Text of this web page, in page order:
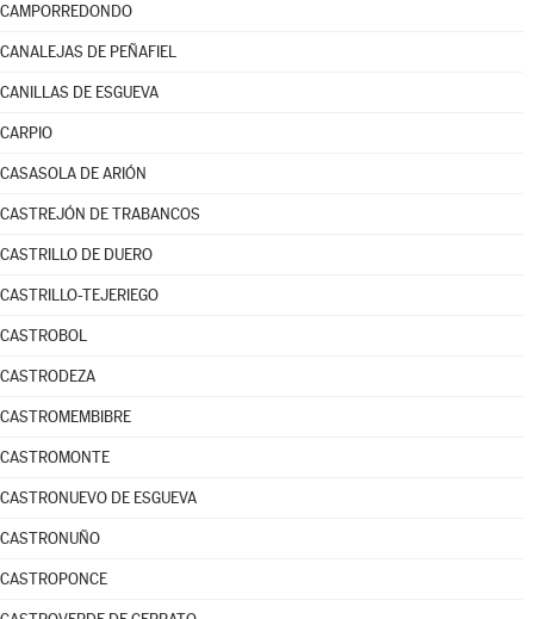
CAMPORREDONDO
CANALEJAS DE PEÑAFIEL
CANILLAS DE ESGUEVA
CARPIO
CASASOLA DE ARIÓN
CASTREJÓN DE TRABANCOS
CASTRILLO DE DUERO
CASTRILLO-TEJERIEGO
CASTROBOL
CASTRODEZA
CASTROMEMBIBRE
CASTROMONTE
CASTRONUEVO DE ESGUEVA
CASTRONUÑO
CASTROPONCE